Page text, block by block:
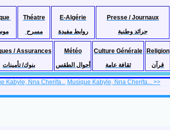
Théatre
مسرح
E-Algérie
روابط مفيدة
Presse / Journaux
جرائد وطنية
/ Assurances
بنوك/ تأمينات
Météo
أحوال الطقس
Culture Générale
ثقافة عامة
Religion
قرآن
Kabyle, Nna Cherifa... Musique Kabyle, Nna Cherifa... >>